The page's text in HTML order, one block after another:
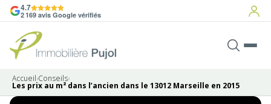
4.7
2 169 avis Google vérifiés
Accueil›Conseils›
Les prix au m² dans l’ancien dans le 13012 Marseille en 2015